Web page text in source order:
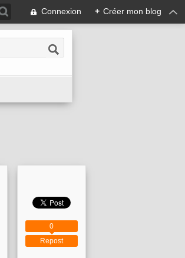
Connexion + Créer mon blog
Repost
0